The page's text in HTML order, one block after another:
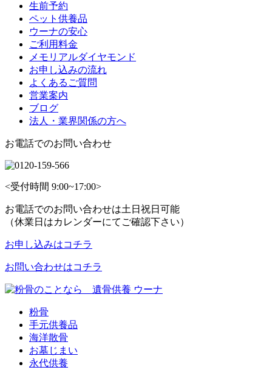
生前予約
ペット供養品
ウーナの安心
ご利用料金
メモリアルダイヤモンド
お申し込みの流れ
よくあるご質問
営業案内
ブログ
法人・業界関係の方へ
お電話でのお問い合わせ
<受付時間 9:00~17:00>
お電話でのお問い合わせは土日祝日可能
（休業日はカレンダーにてご確認下さい）
お申し込みはコチラ
お問い合わせはコチラ
粉骨
手元供養品
海洋散骨
お墓じまい
永代供養